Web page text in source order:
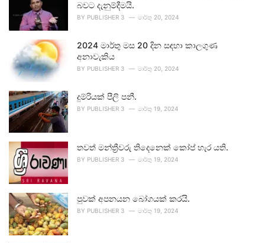
බවට දැනුම්දීමයි.
BY PUBLISHER 3 මාර්තු 20, 2024
2024 මාර්තු මස 20 දින සඳහා කාලගුණ
අනාවැකිය
BY PUBLISHER 3 මාර්තු 20, 2024
දුම්රියක් පීලි පනී.
BY PUBLISHER 3 මාර්තු 19, 2024
තවත් මන්ත්‍රීවරු තිදෙනෙක් කෝප් හැර යති.
BY PUBLISHER 3 මාර්තු 19, 2024
පුවක් අපනයන බෝගයක් කරයි.
BY PUBLISHER 3 මාර්තු 19, 2024